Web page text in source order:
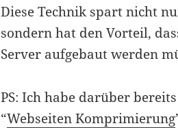
Diese Technik spart nicht
sondern hat den Vorteil,
Server aufgebaut werden
PS: Ich habe darüber
“Webseiten Komprimierung